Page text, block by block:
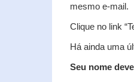
mesmo e-mail.
Clique no link
Há ainda uma
Seu nome